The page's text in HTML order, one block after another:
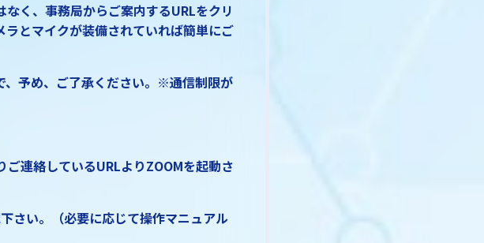
く、事務局からご案内するURLをクリ
とマイクが装備されていれば簡単にご
、予め、ご了承ください。※通信制限が
連絡しているURLよりZOOMを起動さ
さい。（必要に応じて操作マニュアル